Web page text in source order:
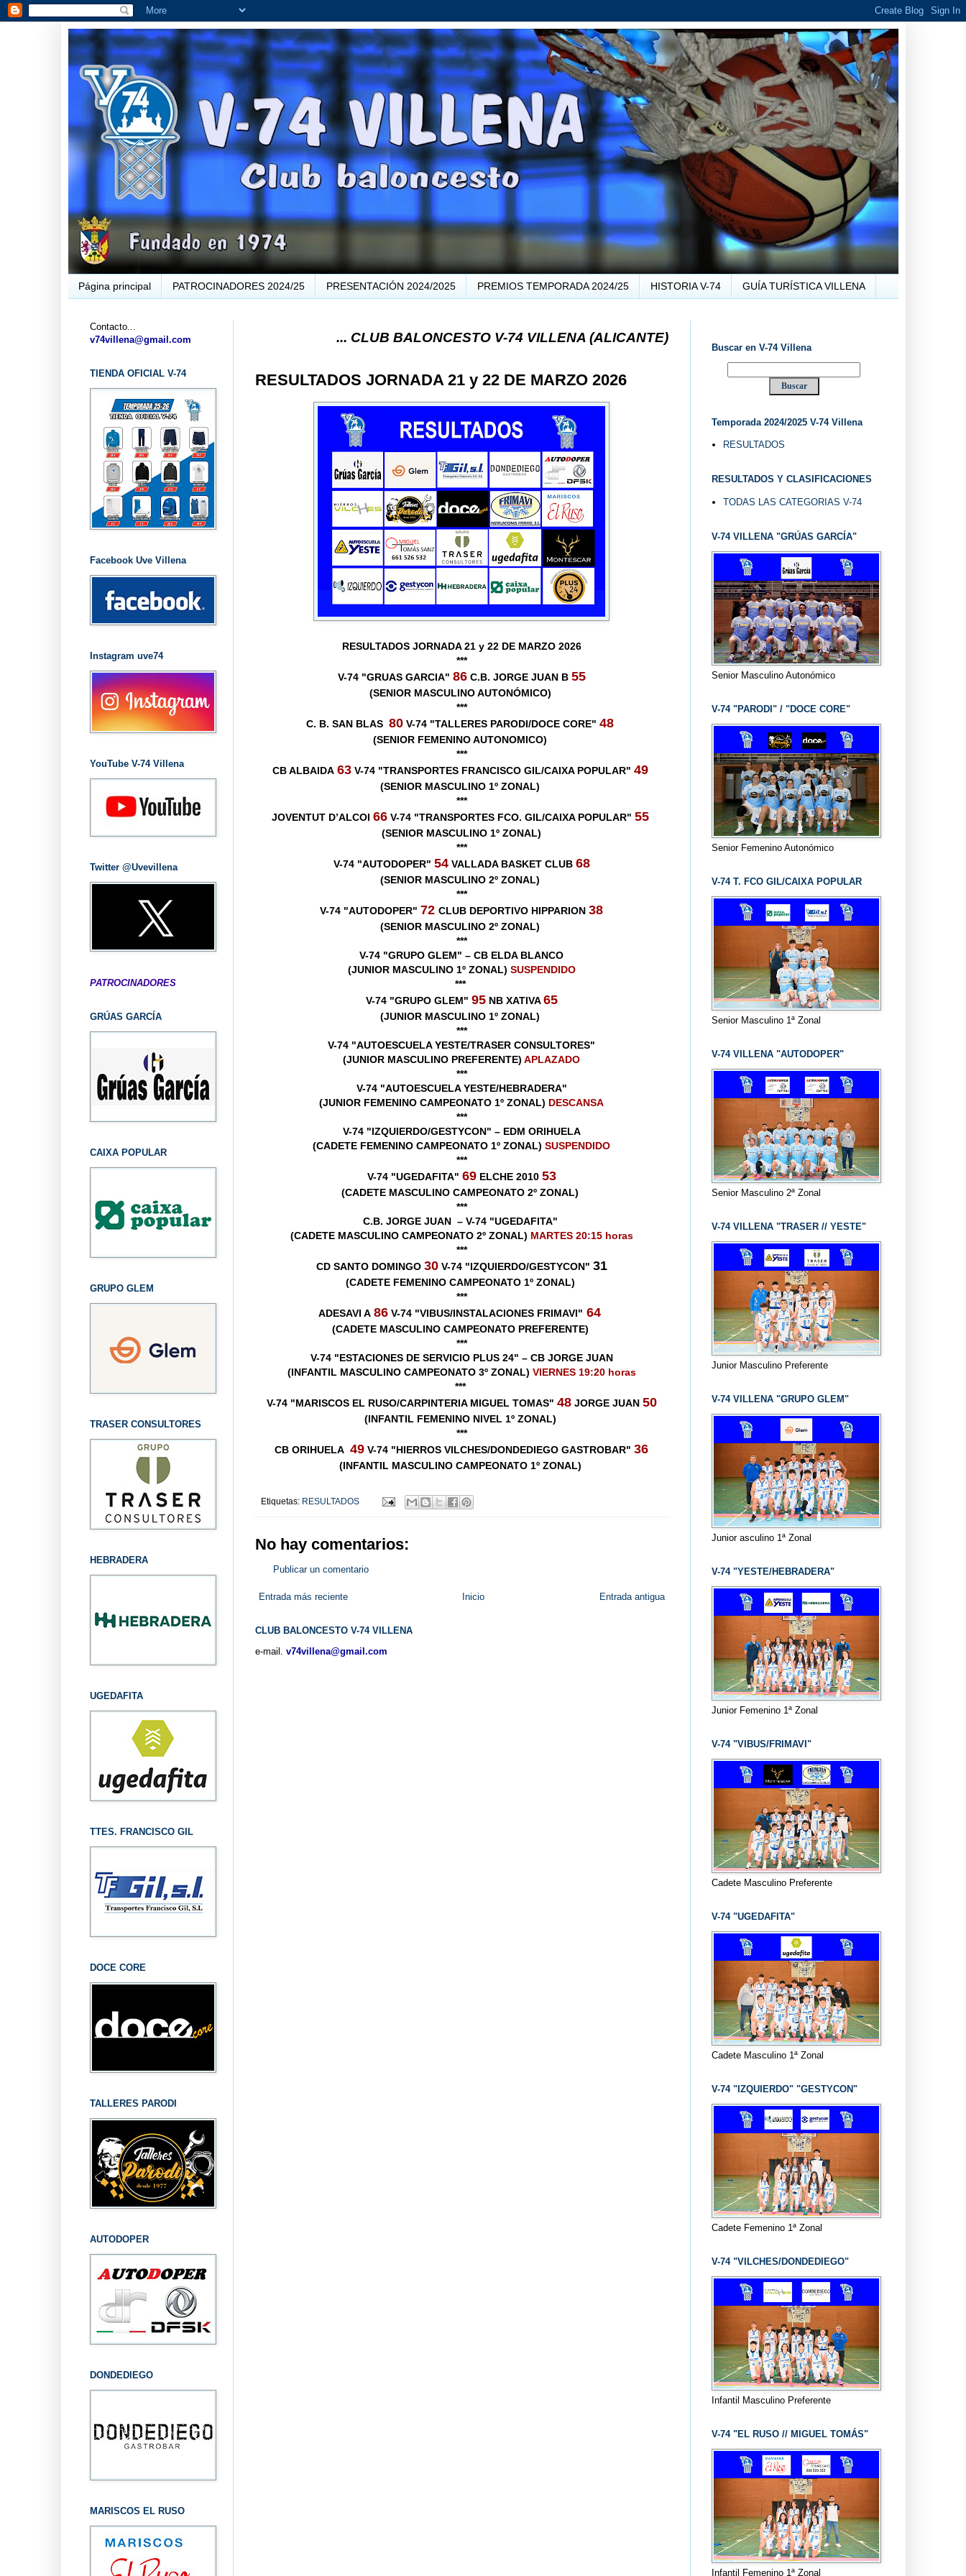
Página principal PATROCINADORES 2024/25 PRESENTACIÓN 2024/2025 PREMIOS TEMPORADA 2024/25 HISTORIA V-74 GUÍA TURÍSTICA VILLENA
... CLUB BALONCESTO V-74 VILLENA (ALICANTE) ... V-74 VILLENA DESDE 1.974 ... EL "UVE" ...
RESULTADOS JORNADA 21 y 22 DE MARZO 2026
RESULTADOS JORNADA 21 y 22 DE MARZO 2026
***
V-74 "GRUAS GARCIA" 86C.B. JORGE JUAN B 55
(SENIOR MASCULINO AUTONÓMICO)
***
C. B. SAN BLAS 80 V-74 "TALLERES PARODI/DOCE CORE" 48
(SENIOR FEMENINO AUTONOMICO)
***
CB ALBAIDA 63V-74 "TRANSPORTES FRANCISCO GIL/CAIXA POPULAR" 49
(SENIOR MASCULINO 1º ZONAL)
***
JOVENTUT D’ALCOI 66V-74 "TRANSPORTES FCO. GIL/CAIXA POPULAR" 55
(SENIOR MASCULINO 1º ZONAL)
***
V-74 "AUTODOPER" 54VALLADA BASKET CLUB 68
(SENIOR MASCULINO 2º ZONAL)
***
V-74 "AUTODOPER" 72 CLUB DEPORTIVO HIPPARION 38
(SENIOR MASCULINO 2º ZONAL)
***
V-74 "GRUPO GLEM" – CB ELDA BLANCO
(JUNIOR MASCULINO 1º ZONAL) SUSPENDIDO
***
V-74 "GRUPO GLEM" 95 NB XATIVA65
(JUNIOR MASCULINO 1º ZONAL)
***
V-74 "AUTOESCUELA YESTE/TRASER CONSULTORES"
(JUNIOR MASCULINO PREFERENTE) APLAZADO
***
V-74 "AUTOESCUELA YESTE/HEBRADERA"
(JUNIOR FEMENINO CAMPEONATO 1º ZONAL) DESCANSA
***
V-74 "IZQUIERDO/GESTYCON" – EDM ORIHUELA
(CADETE FEMENINO CAMPEONATO 1º ZONAL) SUSPENDIDO
***
V-74 "UGEDAFITA" 69ELCHE 2010 53
(CADETE MASCULINO CAMPEONATO 2º ZONAL)
***
C.B. JORGE JUAN – V-74 "UGEDAFITA"
(CADETE MASCULINO CAMPEONATO 2º ZONAL) MARTES 20:15 horas
***
CD SANTO DOMINGO 30V-74 "IZQUIERDO/GESTYCON" 31
(CADETE FEMENINO CAMPEONATO 1º ZONAL)
***
ADESAVI A 86 V-74 "VIBUS/INSTALACIONES FRIMAVI" 64
(CADETE MASCULINO CAMPEONATO PREFERENTE)
***
V-74 "ESTACIONES DE SERVICIO PLUS 24" – CB JORGE JUAN
(INFANTIL MASCULINO CAMPEONATO 3º ZONAL) VIERNES 19:20 horas
***
V-74 "MARISCOS EL RUSO/CARPINTERIA MIGUEL TOMAS" 48JORGE JUAN 50
(INFANTIL FEMENINO NIVEL 1º ZONAL)
***
CB ORIHUELA 49 V-74 "HIERROS VILCHES/DONDEDIEGO GASTROBAR" 36
(INFANTIL MASCULINO CAMPEONATO 1º ZONAL)
Etiquetas: RESULTADOS
No hay comentarios:
Publicar un comentario
Entrada más reciente Entrada antigua
Inicio
CLUB BALONCESTO V-74 VILLENA
e-mail. v74villena@gmail.com
Contacto...
v74villena@gmail.com
TIENDA OFICIAL V-74
Facebook Uve Villena
Instagram uve74
YouTube V-74 Villena
Twitter @Uvevillena
PATROCINADORES
GRÚAS GARCÍA
CAIXA POPULAR
GRUPO GLEM
TRASER CONSULTORES
HEBRADERA
UGEDAFITA
TTES. FRANCISCO GIL
DOCE CORE
TALLERES PARODI
AUTODOPER
DONDEDIEGO
MARISCOS EL RUSO
Buscar en V-74 Villena
Temporada 2024/2025 V-74 Villena
RESULTADOS
RESULTADOS Y CLASIFICACIONES
TODAS LAS CATEGORIAS V-74
V-74 VILLENA "GRÚAS GARCÍA"
Senior Masculino Autonómico
V-74 "PARODI" / "DOCE CORE"
Senior Femenino Autonómico
V-74 T. FCO GIL/CAIXA POPULAR
Senior Masculino 1ª Zonal
V-74 VILLENA "AUTODOPER"
Senior Masculino 2ª Zonal
V-74 VILLENA "TRASER // YESTE"
Junior Masculino Preferente
V-74 VILLENA "GRUPO GLEM"
Junior asculino 1ª Zonal
V-74 "YESTE/HEBRADERA"
Junior Femenino 1ª Zonal
V-74 "VIBUS/FRIMAVI"
Cadete Masculino Preferente
V-74 "UGEDAFITA"
Cadete Masculino 1ª Zonal
V-74 "IZQUIERDO" "GESTYCON"
Cadete Femenino 1ª Zonal
V-74 "VILCHES/DONDEDIEGO"
Infantil Masculino Preferente
V-74 "EL RUSO // MIGUEL TOMÁS"
Infantil Femenino 1ª Zonal